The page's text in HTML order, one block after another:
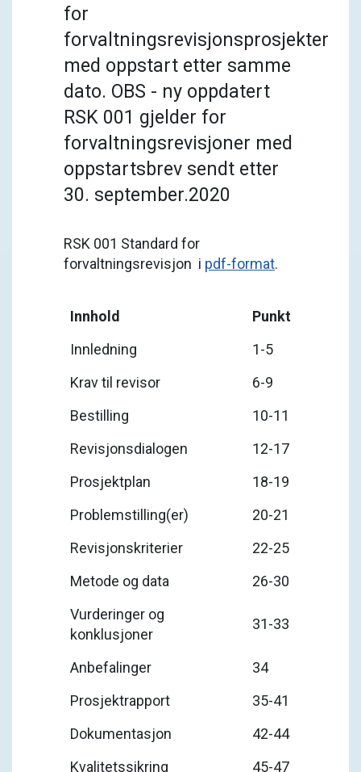
for
forvaltningsrevisjonsprosjekter
med oppstart etter samme
dato. OBS - ny oppdatert
RSK 001 gjelder for
forvaltningsrevisjoner med
oppstartsbrev sendt etter
30. september.2020
RSK 001 Standard for
forvaltningsrevisjon i pdf-format.
Innhold
Punkt
Innledning
1-5
Krav til revisor
6-9
Bestilling
10-11
Revisjonsdialogen
12-17
Prosjektplan
18-19
Problemstilling(er)
20-21
Revisjonskriterier
22-25
Metode og data
26-30
Vurderinger og
konklusjoner
31-33
Anbefalinger
34
Prosjektrapport
35-41
Dokumentasjon
42-44
Kvalitetssikring
45-47